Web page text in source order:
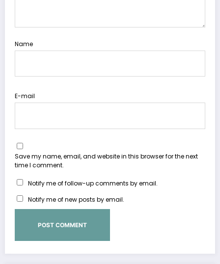
Name
E-mail
Save my name, email, and website in this browser for the next
time I comment.
Notify me of follow-up comments by email.
Notify me of new posts by email.